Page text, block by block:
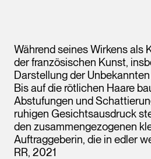
Während seines Wirkens als
der französischen Kunst,
Darstellung der
Bis auf die rötlichen Haare
Abstufungen und
ruhigen Gesichtsausdruck
den zusammengezogenen
Auftraggeberin, die in edler
RR, 2021